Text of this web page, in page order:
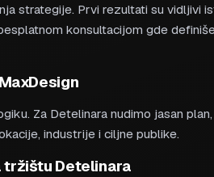
strategije. Prvi rezultati su
konsultacijom gde
Za Detelinara nudimo jasan
industrije i ciljne publike.
tržištu Detelinara